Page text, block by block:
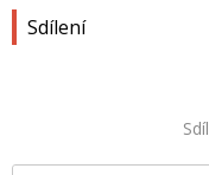
Sdílení